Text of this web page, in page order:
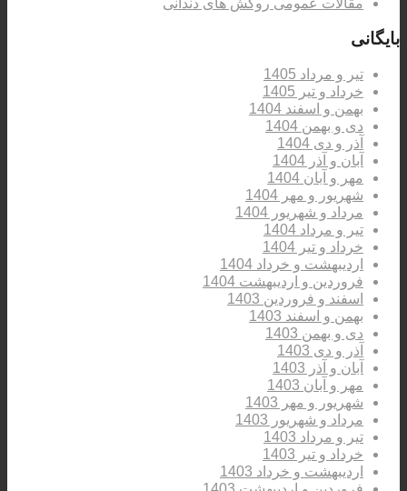
مقالات عمومی روکش های دندانی
بایگانی
تیر و مرداد 1405
خرداد و تیر 1405
بهمن و اسفند 1404
دی و بهمن 1404
آذر و دی 1404
آبان و آذر 1404
مهر و آبان 1404
شهریور و مهر 1404
مرداد و شهریور 1404
تیر و مرداد 1404
خرداد و تیر 1404
اردیبهشت و خرداد 1404
فروردین و اردیبهشت 1404
اسفند و فروردین 1403
بهمن و اسفند 1403
دی و بهمن 1403
آذر و دی 1403
آبان و آذر 1403
مهر و آبان 1403
شهریور و مهر 1403
مرداد و شهریور 1403
تیر و مرداد 1403
خرداد و تیر 1403
اردیبهشت و خرداد 1403